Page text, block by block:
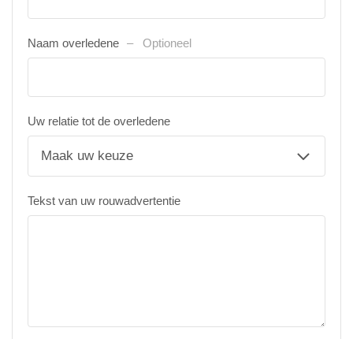
Naam overledene Optioneel
Uw relatie tot de overledene
Tekst van uw rouwadvertentie